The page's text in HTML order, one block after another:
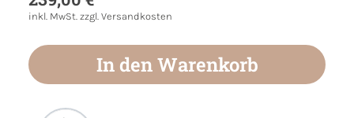
inkl. MwSt. zzgl. Versandkosten
In den Warenkorb